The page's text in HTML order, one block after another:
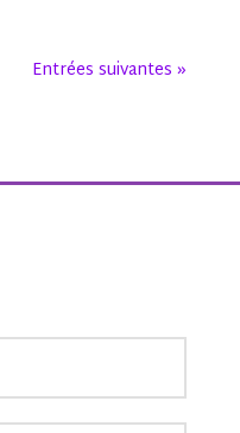
Entrées suivantes »